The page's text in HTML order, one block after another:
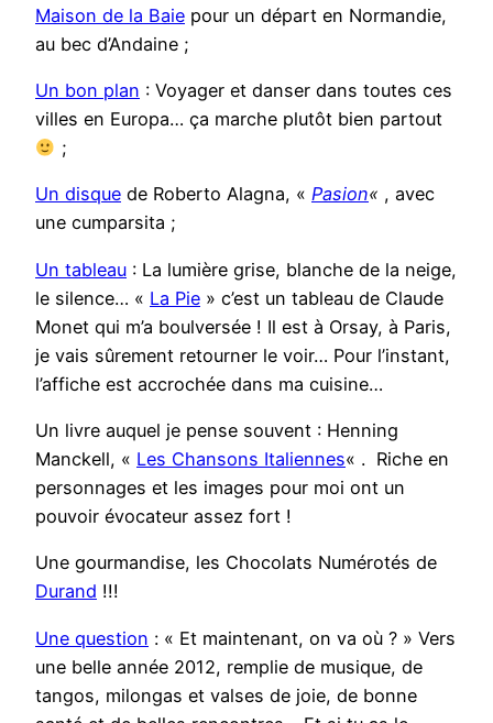
Maison de la Baie pour un départ en Normandie,
au bec d’Andaine ;
Un bon plan : Voyager et danser dans toutes ces
villes en Europa… ça marche plutôt bien partout
;
Un disque de Roberto Alagna, « Pasion« , avec
une cumparsita ;
Un tableau : La lumière grise, blanche de la neige,
le silence… « La Pie » c’est un tableau de Claude
Monet qui m’a boulversée ! Il est à Orsay, à Paris,
je vais sûrement retourner le voir… Pour l’instant,
l’affiche est accrochée dans ma cuisine…
Un livre auquel je pense souvent : Henning
Manckell, « Les Chansons Italiennes« . Riche en
personnages et les images pour moi ont un
pouvoir évocateur assez fort !
Une gourmandise, les Chocolats Numérotés de
Durand !!!
Une question : « Et maintenant, on va où ? » Vers
une belle année 2012, remplie de musique, de
tangos, milongas et valses de joie, de bonne